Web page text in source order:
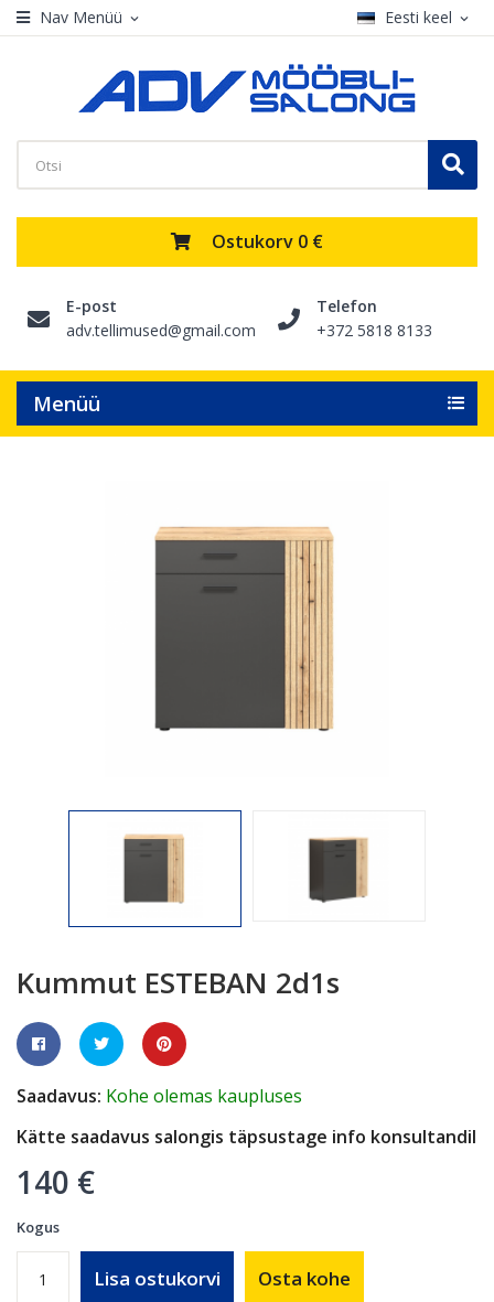
Nav Menüü expand_more Eesti keel expand_more
Ostukorv 0 €
E-post
adv.tellimused@gmail.com
Telefon
+372 5818 8133
Menüü
Kummut ESTEBAN 2d1s
Saadavus: Kohe olemas kaupluses
Kätte saadavus salongis täpsustage info konsultandil
140 €
Kogus
Lisa ostukorvi Osta kohe